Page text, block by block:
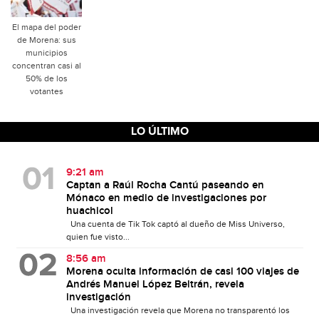
El mapa del poder
de Morena: sus
municipios
concentran casi al
50% de los
votantes
LO ÚLTIMO
9:21 am
Captan a Raúl Rocha Cantú paseando en
Mónaco en medio de investigaciones por
huachicol
Una cuenta de Tik Tok captó al dueño de Miss Universo,
quien fue visto...
8:56 am
Morena oculta información de casi 100 viajes de
Andrés Manuel López Beltrán, revela
investigación
Una investigación revela que Morena no transparentó los